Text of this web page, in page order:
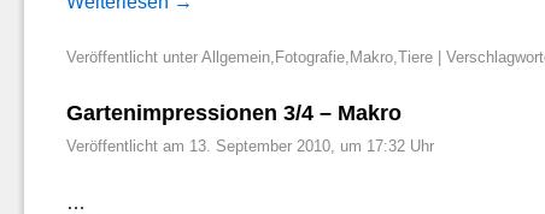
Veröffentlicht unter Allgemein, Fotografie, Makro,Tiere
Gartenimpressionen 3/4 – Makro
Veröffentlicht am 13. September 2010, um 17:32 Uhr
…